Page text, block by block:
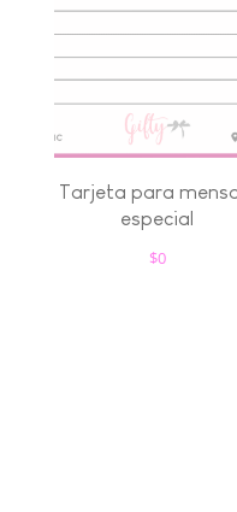
Tarjeta para
especial
$0